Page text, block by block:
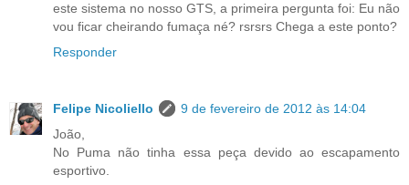
este sistema no nosso GTS, a primeira pergunta foi: Eu não
vou ficar cheirando fumaça né? rsrsrs Chega a este ponto?
Responder
Felipe Nicoliello
9 de fevereiro de 2012 às 14:04
João,
No Puma não tinha essa peça devido ao escapamento
esportivo.